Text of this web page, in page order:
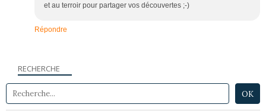
et au terroir pour partager vos découvertes ;-)
Répondre
RECHERCHE